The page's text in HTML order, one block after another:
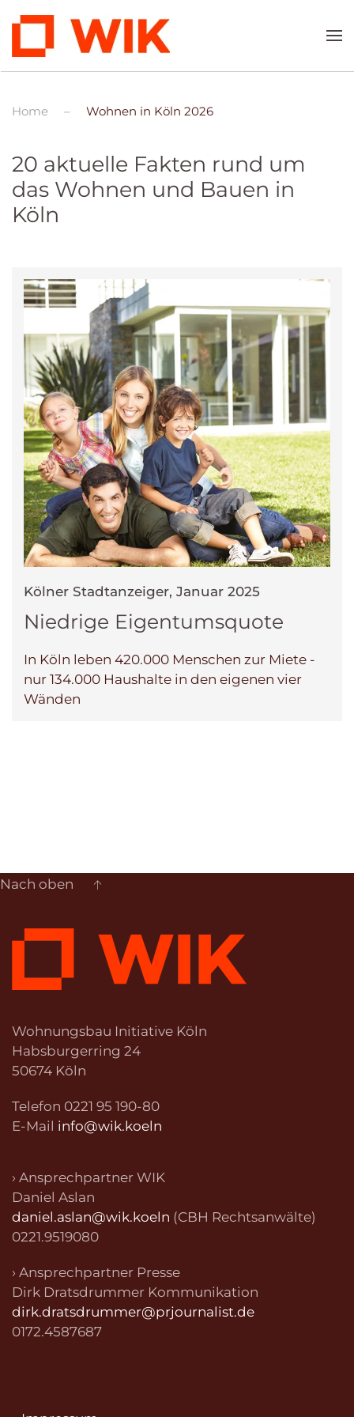
Zum Hauptinhalt springen
Home Wohnen in Köln 2026
20 aktuelle Fakten rund um
das Wohnen und Bauen in
Köln
Kölner Stadtanzeiger, Januar 2025
Niedrige Eigentumsquote
In Köln leben 420.000 Menschen zur Miete -
nur 134.000 Haushalte in den eigenen vier
Wänden
Nach oben
Wohnungsbau Initiative Köln
Habsburgerring 24
50674 Köln
Telefon 0221 95 190-80
E-Mail info@wik.koeln
› Ansprechpartner WIK
Daniel Aslan
daniel.aslan@wik.koeln (CBH Rechtsanwälte)
0221.9519080
› Ansprechpartner Presse
Dirk Dratsdrummer Kommunikation
dirk.dratsdrummer@prjournalist.de
0172.4587687